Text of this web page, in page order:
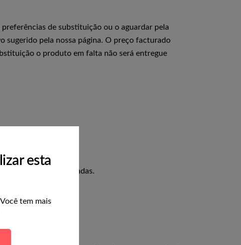
esta
tem mais
de substituição ou o aguardar pela
pela nossa página. O preço facturado
o produto em falta não será entregue
serão anuladas.